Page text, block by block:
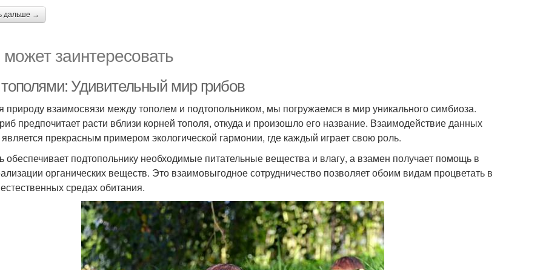
дальше →
заинтересовать
Удивительный мир грибов
природу взаимосвязи между тополем и подтопольником, мы погружаемся в мир уникального симбиоза.
предпочитает расти вблизи корней тополя, откуда и произошло его название. Взаимодействие данных
прекрасным примером экологической гармонии, где каждый играет свою роль.
обеспечивает подтопольнику необходимые питательные вещества и влагу, а взамен получает помощь в
органических веществ. Это взаимовыгодное сотрудничество позволяет обоим видам процветать в
средах обитания.